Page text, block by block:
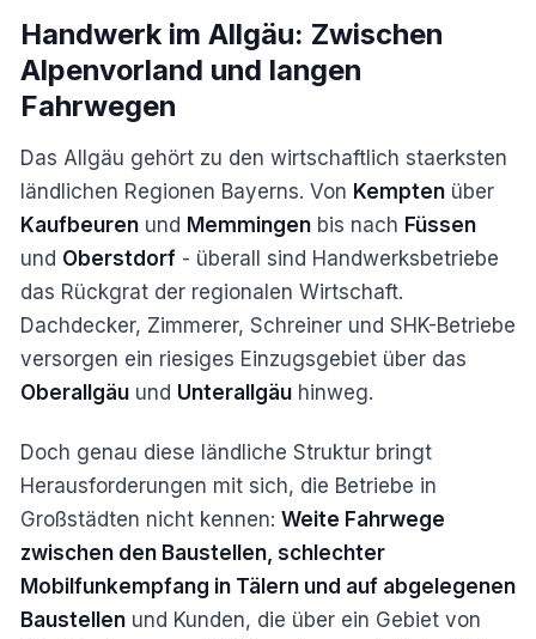
Handwerk im Allgäu: Zwischen
Alpenvorland und langen
Fahrwegen
Das Allgäu gehört zu den wirtschaftlich staerksten
ländlichen Regionen Bayerns. Von Kempten über
Kaufbeuren und Memmingen bis nach Füssen
und Oberstdorf - überall sind Handwerksbetriebe
das Rückgrat der regionalen Wirtschaft.
Dachdecker, Zimmerer, Schreiner und SHK-Betriebe
versorgen ein riesiges Einzugsgebiet über das
Oberallgäu und Unterallgäu hinweg.
Doch genau diese ländliche Struktur bringt
Herausforderungen mit sich, die Betriebe in
Großstädten nicht kennen: Weite Fahrwege
zwischen den Baustellen, schlechter
Mobilfunkempfang in Tälern und auf abgelegenen
Baustellen und Kunden, die über ein Gebiet von